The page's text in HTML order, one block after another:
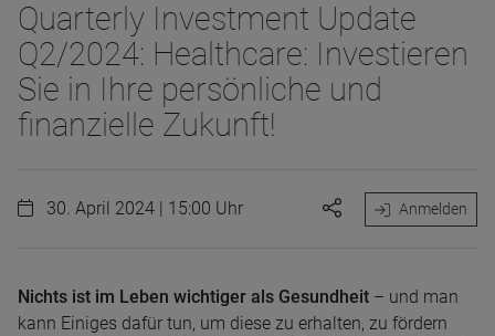
Quarterly Investment Update
Q2/2024: Healthcare: Investieren
Sie in Ihre persönliche und
finanzielle Zukunft!
30. April 2024 | 15:00 Uhr Anmelden
Nichts ist im Leben wichtiger als Gesundheit – und man
kann Einiges dafür tun, um diese zu erhalten, zu fördern